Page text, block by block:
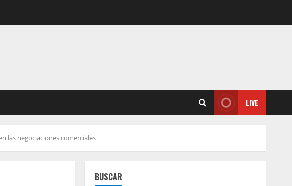
LIVE
las negociaciones comerciales
BUSCAR